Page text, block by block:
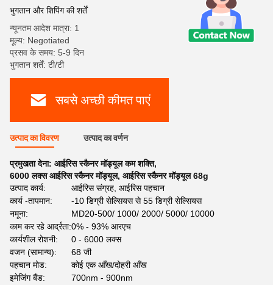
भुगतान और शिपिंग की शर्तें
न्यूनतम आदेश मात्रा: 1
मूल्य: Negotiated
प्रसव के समय: 5-9 दिन
भुगतान शर्तें: टी/टी
सबसे अच्छी कीमत पाएं
उत्पाद का विवरण उत्पाद का वर्णन
प्रमुखता देना: आईरिस स्कैनर मॉड्यूल कम शक्ति,
6000 लक्स आईरिस स्कैनर मॉड्यूल, आईरिस स्कैनर मॉड्यूल 68g
उत्पाद कार्य:
आईरिस संग्रह, आईरिस पहचान
कार्य -तापमान:
-10 डिग्री सेल्सियस से 55 डिग्री सेल्सियस
नमूना:
MD20-500/ 1000/ 2000/ 5000/ 10000
काम कर रहे आर्द्रता:0% - 93% आरएच
कार्यशील रोशनी:
0 - 6000 लक्स
वजन (सामान्य):
68 जी
पहचान मोड:
कोई एक आँख/दोहरी आँख
इमेजिंग बैंड:
700nm - 900nm